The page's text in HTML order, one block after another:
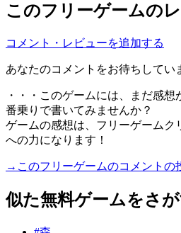
このフリーゲームの
コメント・レビューを追加する
あなたのコメントをお待ちしてい
・・・このゲームには、まだ感
番乗りで書いてみませんか？
ゲームの感想は、フリーゲームク
への力になります！
→このフリーゲームのコメントの
似た無料ゲームをさが